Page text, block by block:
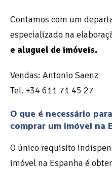
Contamos com um
especializado na
e aluguel de imóveis.
Vendas: Antonio Saenz
Tel. +34 611 71 45 27
O que é necessário
comprar um imóvel na
O único requisito
imóvel na Espanha é